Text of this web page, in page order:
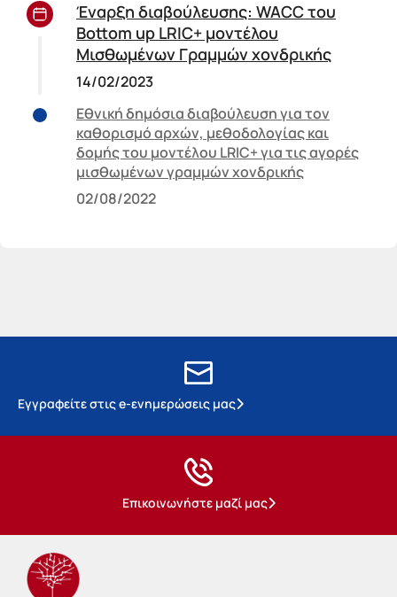
Έναρξη διαβούλευσης: WACC του
Bottom up LRIC+ μοντέλου
Μισθωμένων Γραμμών χονδρικής
14/02/2023
Εθνική δημόσια διαβούλευση για τον
καθορισμό αρχών, μεθοδολογίας και
δομής του μοντέλου LRIC+ για τις αγορές
μισθωμένων γραμμών χονδρικής
02/08/2022
Εγγραφείτε στις e-ενημερώσεις μας
Επικοινωνήστε μαζί μας